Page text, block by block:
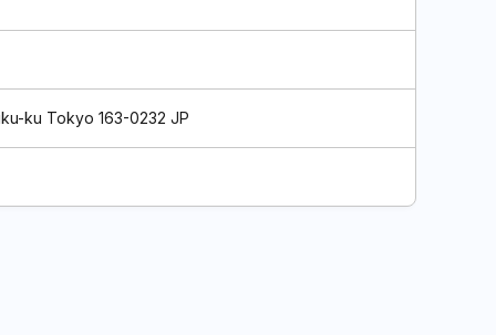
ku Tokyo 163-0232 JP